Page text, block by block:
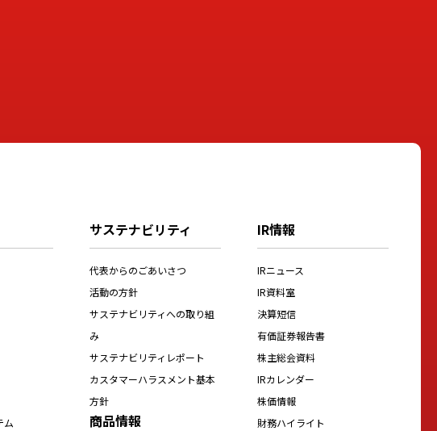
ム
サステナビリティ
代表からのごあいさつ
活動の方針
サステナビリティへの取り組
み
サステナビリティレポート
カスタマーハラスメント基本
方針
商品情報
IR情報
IRニュース
IR資料室
決算短信
有価証券報告書
株主総会資料
IRカレンダー
株価情報
財務ハイライト